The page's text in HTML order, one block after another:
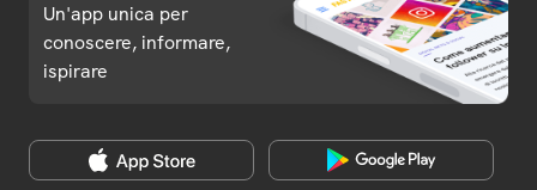
Un'app unica per
conoscere, informare,
ispirare